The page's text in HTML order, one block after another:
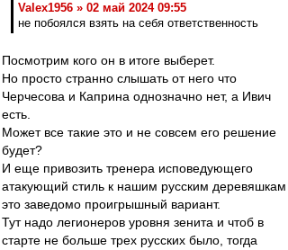
Valex1956 » 02 май 2024 09:55
не побоялся взять на себя ответственность
Посмотрим кого он в итоге выберет.
Но просто странно слышать от него что
Черчесова и Каприна однозначно нет, а Ивич
есть.
Может все такие это и не совсем его решение
будет?
И еще привозить тренера исповедующего
атакующий стиль к нашим русским деревяшкам
это заведомо проигрышный вариант.
Тут надо легионеров уровня зенита и чтоб в
старте не больше трех русских было, тогда